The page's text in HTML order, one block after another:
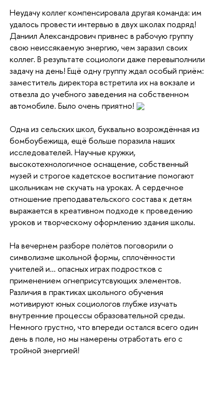
Неудачу коллег компенсировала другая команда: им
удалось провести интервью в двух школах подряд!
Даниил Александрович привнес в рабочую группу
свою неиссякаемую энергию, чем заразил своих
коллег. В результате социологи даже перевыполнили
задачу на день! Ещё одну группу ждал особый приём:
заместитель директора встретила их на вокзале и
отвезла до учебного заведения на собственном
автомобиле. Было очень приятно!
Одна из сельских школ, буквально возрождённая из
бомбоубежища, ещё больше поразила наших
исследователей. Научные кружки,
высокотехнологичное оснащение, собственный
музей и строгое кадетское воспитание помогают
школьникам не скучать на уроках. А сердечное
отношение преподавательского состава к детям
выражается в креативном подходе к проведению
уроков и творческому оформлению здания школы.
На вечернем разборе полётов поговорили о
символизме школьной формы, сплочённости
учителей и... опасных играх подростков с
применением огнеприсутсвующих элементов.
Различия в практиках школьного обучения
мотивируют юных социологов глубже изучать
внутренние процессы образовательной среды.
Немного грустно, что впереди остался всего один
день в поле, но мы намерены отработать его с
тройной энергией!